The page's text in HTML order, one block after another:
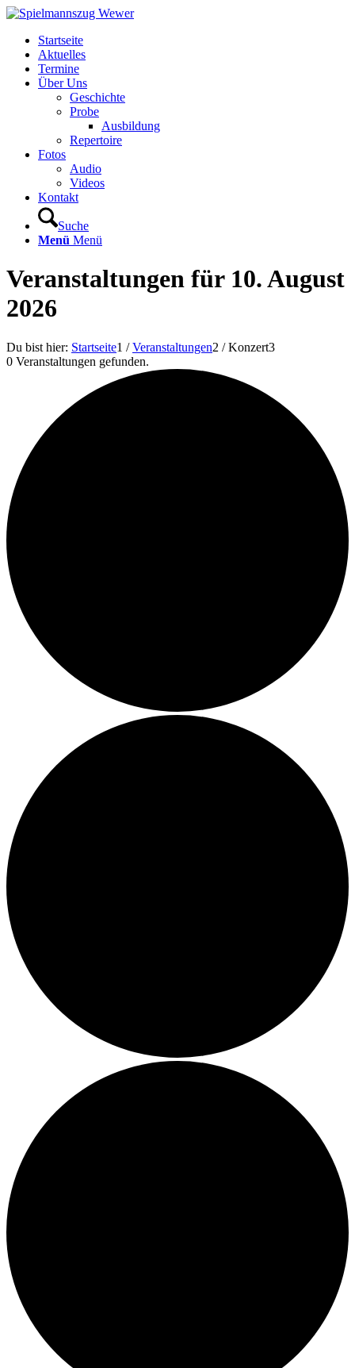
Startseite
Aktuelles
Termine
Über Uns
Geschichte
Probe
Ausbildung
Repertoire
Fotos
Audio
Videos
Kontakt
Suche
Menü Menü
Veranstaltungen für 10. August
2026
Du bist hier: Startseite1 / Veranstaltungen2 / Konzert3
0 Veranstaltungen gefunden.